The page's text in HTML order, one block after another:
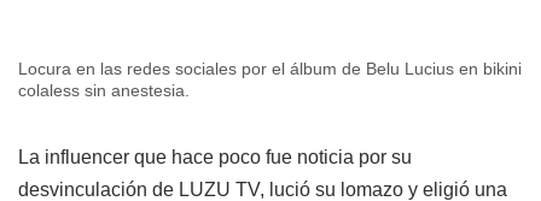
Locura en las redes sociales por el álbum de Belu Lucius en bikini
colaless sin anestesia.
La influencer que hace poco fue noticia por su
desvinculación de LUZU TV, lució su lomazo y eligió una